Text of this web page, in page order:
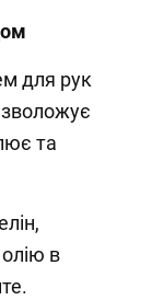
для рук
та
в